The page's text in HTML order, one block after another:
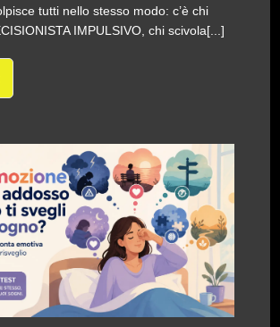
tutti nello stesso modo: c’è chi
IMPULSIVO, chi scivola[...]